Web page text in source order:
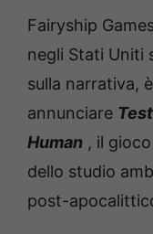
Fairyship
negli Stati Uniti
sulla narrativa,
annunciare
Human , il
dello studio
post-